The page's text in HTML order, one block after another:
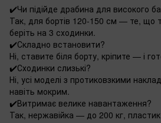
✔️Чи підійде драбина для високого
Так, для бортів 120-150 см — те, що
беріть на 3 сходинки.
✔️Складно встановити?
Ні, ставите біля борту, кріпите — і
✔️Сходинки слизькі?
Ні, усі моделі з протиковзкими
навіть мокрим.
✔️Витримає велике навантаження?
Так, нержавійка — до 200 кг,